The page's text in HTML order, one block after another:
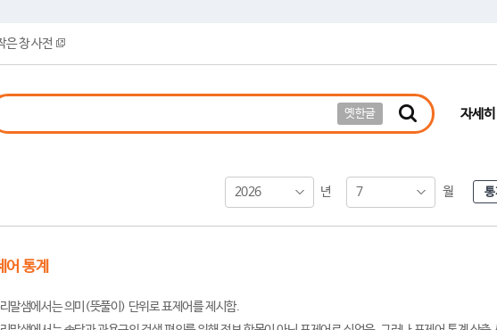
은 창 사전
옛한글 자세히
2026 년 7 월 통
어 통계
말샘에서는 의미(뜻풀이) 단위로 표제어를 제시함.